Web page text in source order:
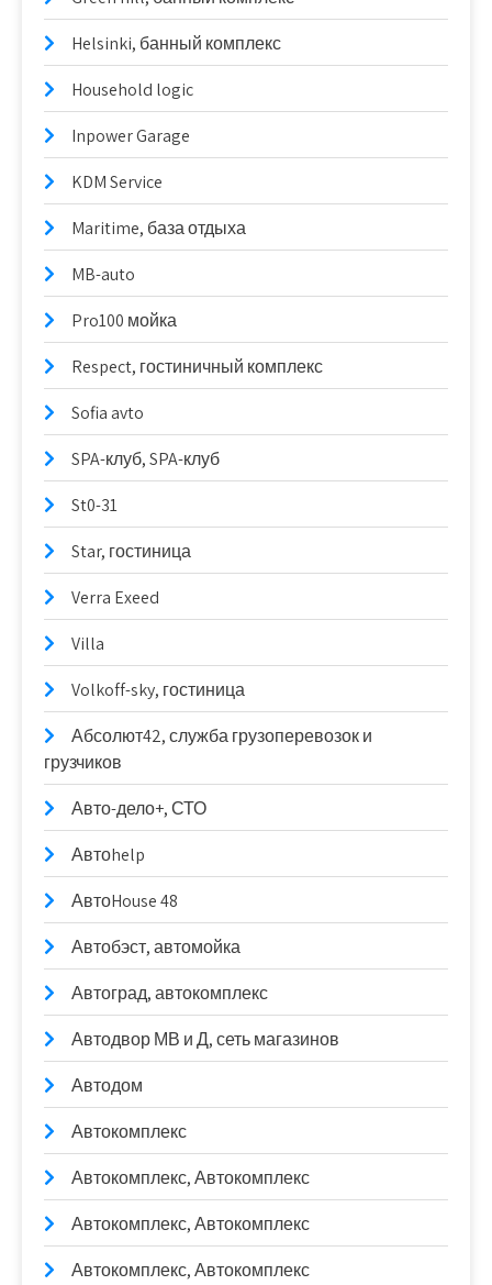
Helsinki, банный комплекс
Household logic
Inpower Garage
KDM Service
Maritime, база отдыха
MB-auto
Pro100 мойка
Respect, гостиничный комплекс
Sofia avto
SPA-клуб, SPA-клуб
St0-31
Star, гостиница
Verra Exeed
Villa
Volkoff-sky, гостиница
Абсолют42, служба грузоперевозок и
грузчиков
Авто-дело+, СТО
Автоhelp
АвтоHouse 48
Автобэст, автомойка
Автоград, автокомплекс
Автодвор МВ и Д, сеть магазинов
Автодом
Автокомплекс
Автокомплекс, Автокомплекс
Автокомплекс, Автокомплекс
Автокомплекс, Автокомплекс